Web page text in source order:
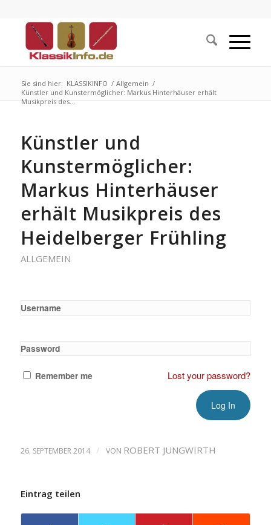
Sie sind hier: KLASSIKINFO / Allgemein /
Künstler und Kunstermöglicher: Markus Hinterhäuser erhält
Musikpreis des...
Künstler und
Kunstermöglicher:
Markus Hinterhäuser
erhält Musikpreis des
Heidelberger Frühling
ALLGEMEIN
Username
Password
Remember me Lost your password?
26. SEPTEMBER 2014 / VON ROBERT JUNGWIRTH
Eintrag teilen